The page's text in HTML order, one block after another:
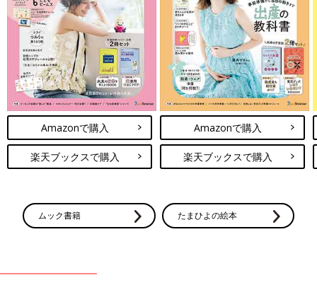
Amazonで購入
楽天ブックスで購入
Amazonで購入
楽天ブックスで購入
ムック書籍 たまひよの絵本